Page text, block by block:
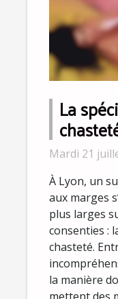
La
la
Mardi 21
À Lyon, un
aux marges
plus larges
consenties :
chasteté.
la manière